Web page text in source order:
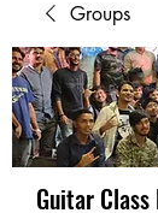
Groups
Guitar